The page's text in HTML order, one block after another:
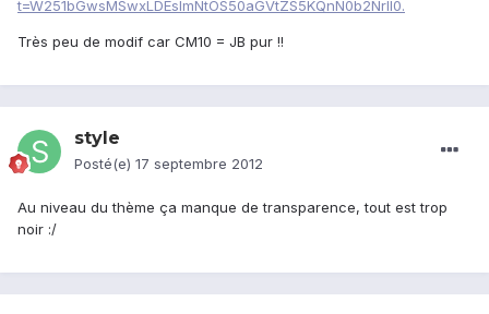
t=W251bGwsMSwxLDEsImNtOS50aGVtZS5KQnN0b2NrIl0.
Très peu de modif car CM10 = JB pur !!
style
Posté(e) 17 septembre 2012
Au niveau du thème ça manque de transparence, tout est trop
noir :/